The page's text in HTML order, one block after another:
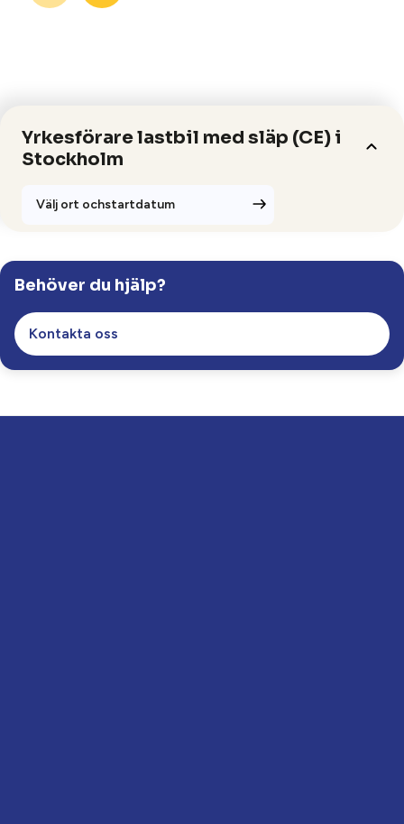
Yrkesförare lastbil med släp (CE) i
Stockholm
Välj ort ochstartdatum
Ansök
Studieplats
Längd 800 gymnasiepoäng (ca 32 veckor)
Ladda ned produktblad
Behöver du hjälp?
Kontakta oss